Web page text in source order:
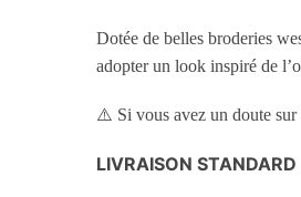
Dotée de belles broderies
adopter un look inspiré de
⚠️ Si vous avez un doute sur
LIVRAISON